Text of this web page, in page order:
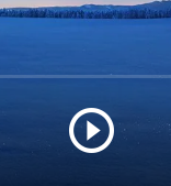
Ⅱ
тулгарах үедээ
эрж хайх
хамт байна
хэрэг.